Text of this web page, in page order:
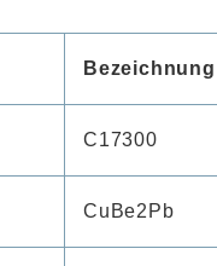
Bezeichnung
C17300
CuBe2Pb